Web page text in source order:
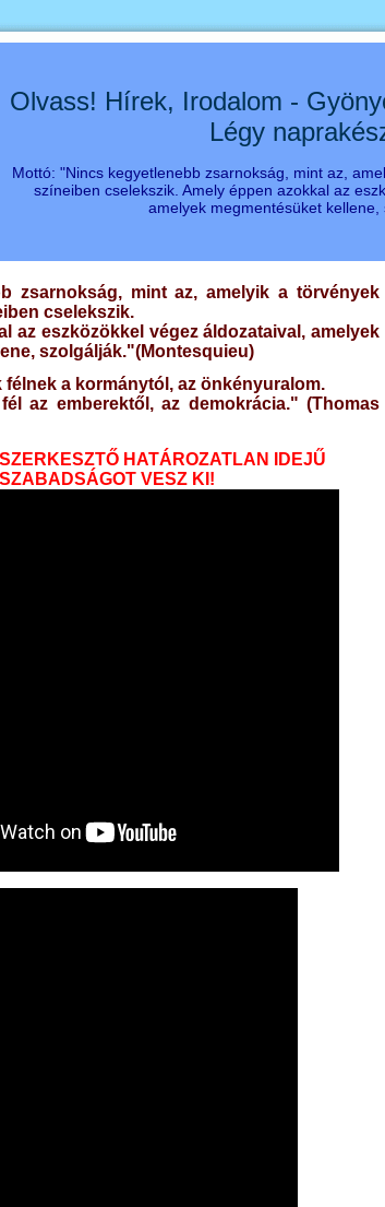
Olvass! Hírek, Irodalom -
Légy
Mottó: "Nincs kegyetlenebb zsarnokság, mint az,
színeiben cselekszik. Amely éppen azokkal az
amelyek megmentésüket kellene,
zsarnokság, mint az, amelyik a törvények
cselekszik.
az eszközökkel végez áldozataival, amelyek
szolgálják."(Montesquieu)
félnek a kormánytól, az önkényuralom.
az emberektől, az demokrácia." (Thomas
HATÁROZATLAN IDEJŰ
SZABADSÁGOT VESZ KI!